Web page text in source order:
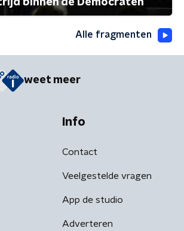
binnen de Democraten
Alle fragmenten
weet meer
Info
Contact
Veelgestelde vragen
App de studio
Adverteren